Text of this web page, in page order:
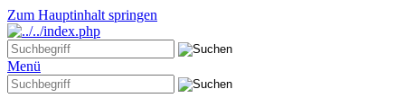
Zum Hauptinhalt springen
Menü